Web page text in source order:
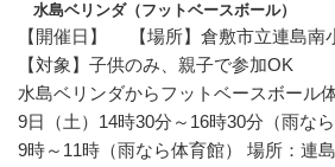
水島ベリンダ（フットベースボール）
【開催日】 【場所】倉敷市立連島
【対象】子供のみ、親子で参加OK
水島ベリンダからフットベースボール
9日（土）14時30分～16時30分（雨な
9時～11時（雨なら体育館） 場所：連